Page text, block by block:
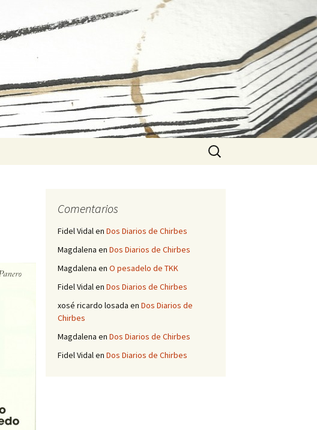
Buscar:
Comentarios
Fidel Vidalen Dos Diarios de Chirbes
Magdalena en Dos Diarios de Chirbes
Magdalena en O pesadelo de TKK
Fidel Vidalen Dos Diarios de Chirbes
xosé ricardo losada en Dos Diarios de
Chirbes
Magdalena en Dos Diarios de Chirbes
Fidel Vidalen Dos Diarios de Chirbes